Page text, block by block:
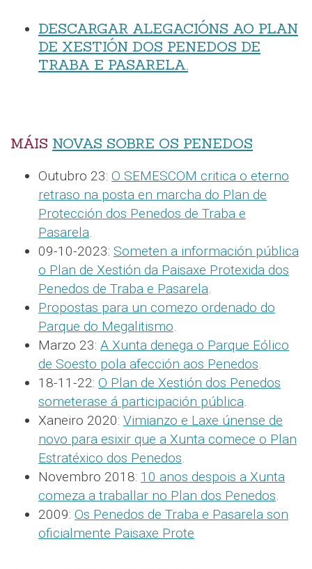
DESCARGAR ALEGACIÓNS AO PLAN
DE XESTIÓN DOS PENEDOS DE
TRABA E PASARELA.
MÁIS NOVAS SOBRE OS PENEDOS
Outubro 23: O SEMESCOM critica o eterno
retraso na posta en marcha do Plan de
Protección dos Penedos de Traba e
Pasarela.
09-10-2023: Someten a información pública
o Plan de Xestión da Paisaxe Protexida dos
Penedos de Traba e Pasarela.
Propostas para un comezo ordenado do
Parque do Megalitismo.
Marzo 23: A Xunta denega o Parque Eólico
de Soesto pola afección aos Penedos.
18-11-22: O Plan de Xestión dos Penedos
someterase á participación pública.
Xaneiro 2020: Vimianzo e Laxe únense de
novo para esixir que a Xunta comece o Plan
Estratéxico dos Penedos.
Novembro 2018: 10 anos despois a Xunta
comeza a traballar no Plan dos Penedos.
2009: Os Penedos de Traba e Pasarela son
oficialmente Paisaxe Prote